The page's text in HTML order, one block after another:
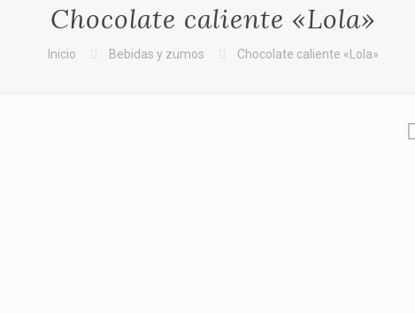
Chocolate caliente «Lola»
Inicio Bebidas y zumos Chocolate caliente «Lola»